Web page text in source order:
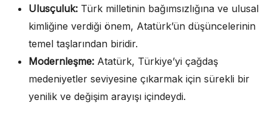
Ulusçuluk: Türk milletinin bağımsızlığına ve ulusal
kimliğine verdiği önem, Atatürk’ün düşüncelerinin
temel taşlarından biridir.
Modernleşme: Atatürk, Türkiye’yi çağdaş
medeniyetler seviyesine çıkarmak için sürekli bir
yenilik ve değişim arayışı içindeydi.